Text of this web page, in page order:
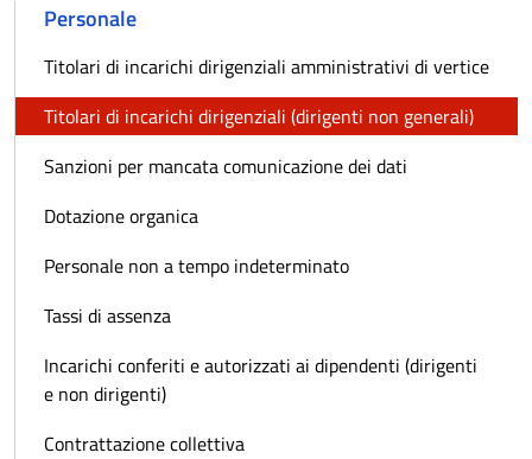
Personale
Titolari di incarichi dirigenziali amministrativi di vertice
Titolari di incarichi dirigenziali (dirigenti non generali)
Sanzioni per mancata comunicazione dei dati
Dotazione organica
Personale non a tempo indeterminato
Tassi di assenza
Incarichi conferiti e autorizzati ai dipendenti (dirigenti
e non dirigenti)
Contrattazione collettiva